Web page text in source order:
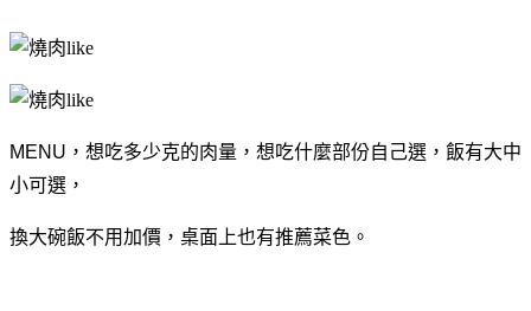
MENU，想吃多少克的肉量，想吃什麼部份自己選，飯有大中
小可選，
換大碗飯不用加價，桌面上也有推薦菜色。